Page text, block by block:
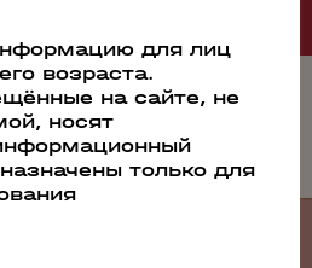
для лиц
возраста.
на сайте, не
носят
только для